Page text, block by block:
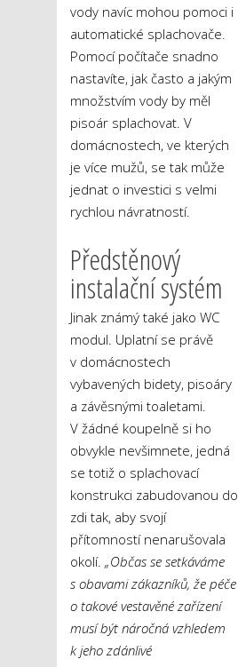
vody navíc mohou pomoci i
automatické splachovače.
Pomocí počítače snadno
nastavíte, jak často a jakým
množstvím vody by měl
pisoár splachovat. V
domácnostech, ve kterých
je více mužů, se tak může
jednat o investici s velmi
rychlou návratností.
Předstěnový
instalační systém
Jinak známý také jako WC
modul. Uplatní se právě
v domácnostech
vybavených bidety, pisoáry
a závěsnými toaletami.
V žádné koupelně si ho
obvykle nevšimnete, jedná
se totiž o splachovací
konstrukci zabudovanou do
zdi tak, aby svojí
přítomností nenarušovala
okolí. „Občas se setkáváme
s obavami zákazníků, že péče
o takové vestavěné zařízení
musí být náročná vzhledem
k jeho zdánlivé